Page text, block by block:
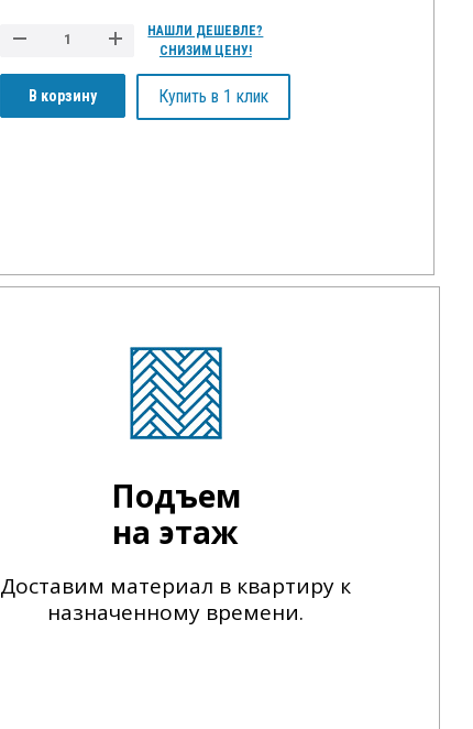
В корзину
НАШЛИ ДЕШЕВЛЕ?
СНИЗИМ ЦЕНУ!
Купить в 1 клик
Подъем
на этаж
Доставим материал в квартиру к
назначенному времени.